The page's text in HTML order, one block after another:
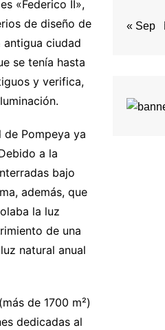
«Federico II»,
de diseño de
ciudad
se tenía hasta
y verifica,
Pompeya ya
a la
bajo
además, que
la luz
de una
natural anual
de 1700 m²)
dedicadas al
« Sep